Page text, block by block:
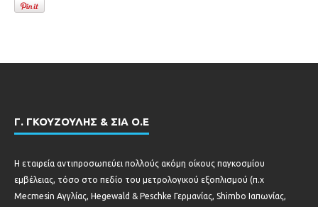
Γ. ΓΚΟΥΖΟΥΛΗΣ & ΣΙΑ Ο.Ε
Η εταιρεία αντιπροσωπεύει πολλούς ακόμη οίκους παγκοσμίου
εμβέλειας, τόσο στο πεδίο του μετρολογικού εξοπλισμού (π.χ
Mecmesin Αγγλίας, Hegewald & Peschke Γερμανίας, Shimbo Ιαπωνίας,